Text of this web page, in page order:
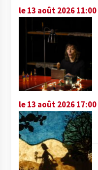
le 13 août 2026 11:00
le 13 août 2026 17:00